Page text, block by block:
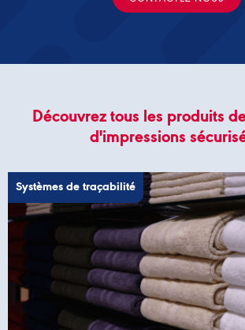
Découvrez tous les produits
d'impressions
Systèmes de traçabilité